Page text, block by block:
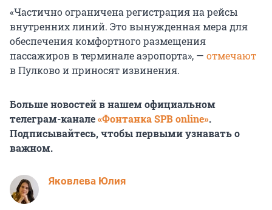
«Частично ограничена регистрация на рейсы
внутренних линий. Это вынужденная мера для
обеспечения комфортного размещения
пассажиров в терминале аэропорта», — отмечают
в Пулково и приносят извинения.
Больше новостей в нашем официальном
телеграм-канале«Фонтанка SPB online».
Подписывайтесь, чтобы первыми узнавать о
важном.
Яковлева Юлия